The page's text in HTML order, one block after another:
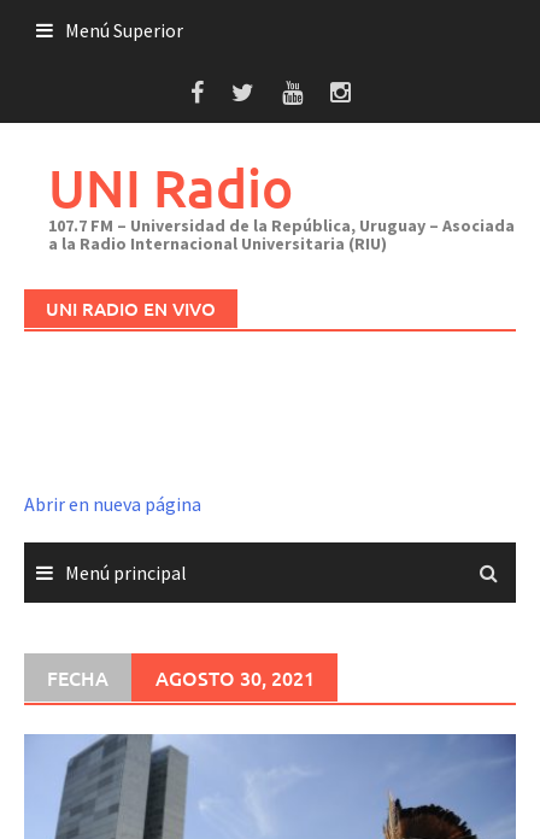
Menú Superior
UNI Radio
107.7 FM – Universidad de la República, Uruguay – Asociada
a la Radio Internacional Universitaria (RIU)
UNI RADIO EN VIVO
Abrir en nueva página
Menú principal
FECHA AGOSTO 30, 2021